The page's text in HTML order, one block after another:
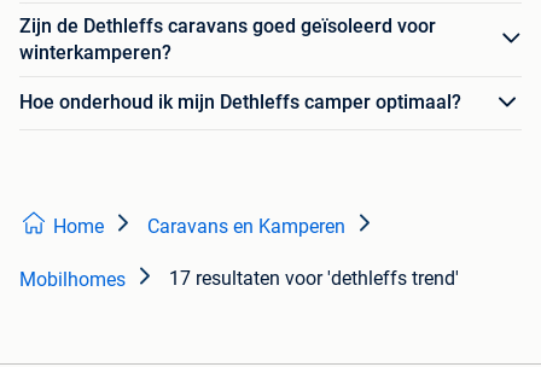
Zijn de Dethleffs caravans goed geïsoleerd voor
winterkamperen?
Hoe onderhoud ik mijn Dethleffs camper optimaal?
Home Caravans en Kamperen
Mobilhomes 17 resultaten voor 'dethleffs trend'